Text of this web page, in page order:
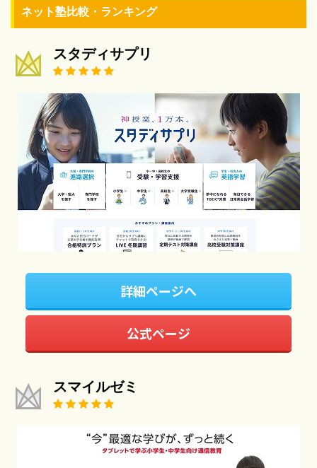
ネット塾比較・ランキング
スタディサプリ
詳細ページへ
公式ページ
スマイルゼミ